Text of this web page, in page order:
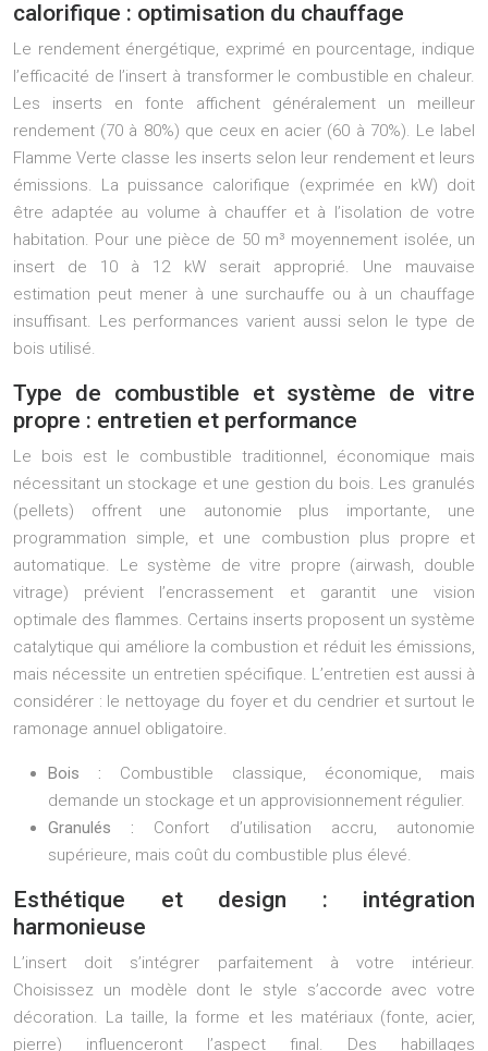
calorifique : optimisation du chauffage
Le rendement énergétique, exprimé en pourcentage, indique
l’efficacité de l’insert à transformer le combustible en chaleur.
Les inserts en fonte affichent généralement un meilleur
rendement (70 à 80%) que ceux en acier (60 à 70%). Le label
Flamme Verte classe les inserts selon leur rendement et leurs
émissions. La puissance calorifique (exprimée en kW) doit
être adaptée au volume à chauffer et à l’isolation de votre
habitation. Pour une pièce de 50 m³ moyennement isolée, un
insert de 10 à 12 kW serait approprié. Une mauvaise
estimation peut mener à une surchauffe ou à un chauffage
insuffisant. Les performances varient aussi selon le type de
bois utilisé.
Type de combustible et système de vitre
propre : entretien et performance
Le bois est le combustible traditionnel, économique mais
nécessitant un stockage et une gestion du bois. Les granulés
(pellets) offrent une autonomie plus importante, une
programmation simple, et une combustion plus propre et
automatique. Le système de vitre propre (airwash, double
vitrage) prévient l’encrassement et garantit une vision
optimale des flammes. Certains inserts proposent un système
catalytique qui améliore la combustion et réduit les émissions,
mais nécessite un entretien spécifique. L’entretien est aussi à
considérer : le nettoyage du foyer et du cendrier et surtout le
ramonage annuel obligatoire.
Bois : Combustible classique, économique, mais
demande un stockage et un approvisionnement régulier.
Granulés : Confort d’utilisation accru, autonomie
supérieure, mais coût du combustible plus élevé.
Esthétique et design : intégration
harmonieuse
L’insert doit s’intégrer parfaitement à votre intérieur.
Choisissez un modèle dont le style s’accorde avec votre
décoration. La taille, la forme et les matériaux (fonte, acier,
pierre) influenceront l’aspect final. Des habillages